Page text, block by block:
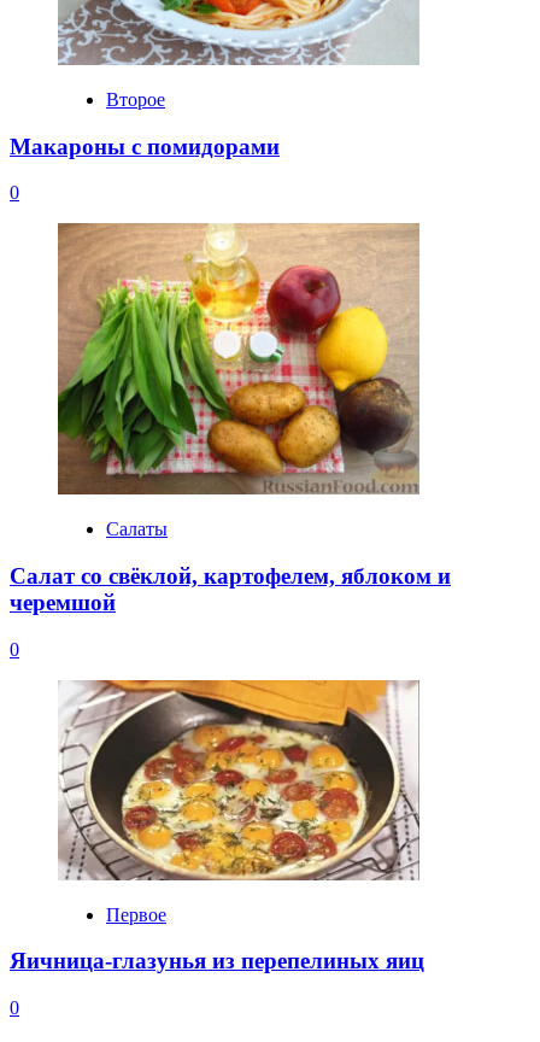
Второе
Макароны с помидорами
0
Салаты
Салат со свёклой, картофелем, яблоком и
черемшой
0
Первое
Яичница-глазунья из перепелиных яиц
0